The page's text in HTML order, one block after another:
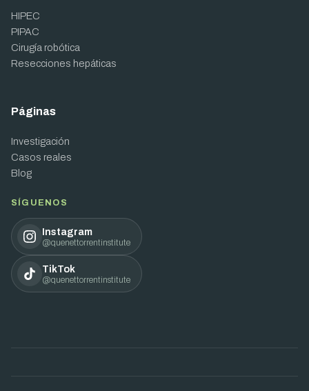
HIPEC
PIPAC
Cirugía robótica
Resecciones hepáticas
Páginas
Investigación
Casos reales
Blog
SÍGUENOS
Instagram
@quenettorrentinstitute
TikTok
@quenettorrentinstitute